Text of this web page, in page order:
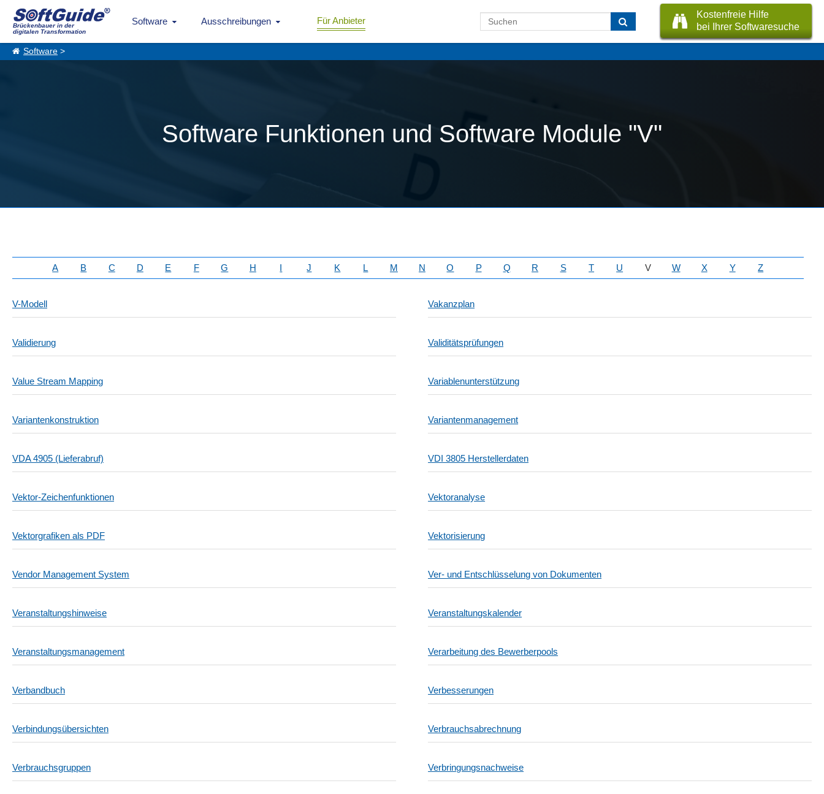
Brückenbauer in der
digitalen Transformation
Software Ausschreibungen Für Anbieter
Kostenfreie Hilfe
bei Ihrer Softwaresuche
Software >
Software Funktionen und Software Module "V"
A B C D E F G H I J K L M N O P Q R S T U V W X Y Z
V-Modell Vakanzplan
Validierung Validitätsprüfungen
Value Stream Mapping Variablenunterstützung
Variantenkonstruktion Variantenmanagement
VDA 4905 (Lieferabruf) VDI 3805 Herstellerdaten
Vektor-Zeichenfunktionen Vektoranalyse
Vektorgrafiken als PDF Vektorisierung
Vendor Management System Ver- und Entschlüsselung von Dokumenten
Veranstaltungshinweise Veranstaltungskalender
Veranstaltungsmanagement Verarbeitung des Bewerberpools
Verbandbuch Verbesserungen
Verbindungsübersichten Verbrauchsabrechnung
Verbrauchsgruppen Verbringungsnachweise